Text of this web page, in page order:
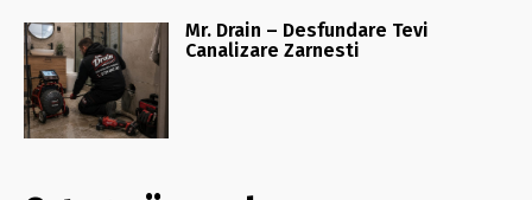
Mr. Drain – Desfundare Tevi
Canalizare Zarnesti